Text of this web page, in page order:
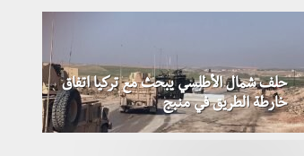
حلف شمال الأطلسي يبحث مع تركيا اتفاق
خارطة الطريق في منبج